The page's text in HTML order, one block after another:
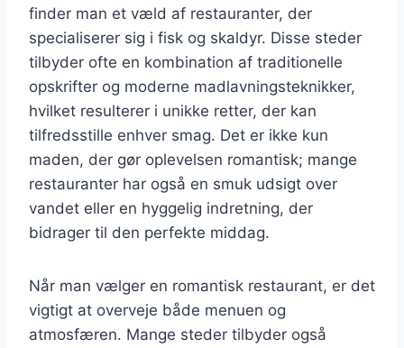
finder man et væld af restauranter, der
specialiserer sig i fisk og skaldyr. Disse steder
tilbyder ofte en kombination af traditionelle
opskrifter og moderne madlavningsteknikker,
hvilket resulterer i unikke retter, der kan
tilfredsstille enhver smag. Det er ikke kun
maden, der gør oplevelsen romantisk; mange
restauranter har også en smuk udsigt over
vandet eller en hyggelig indretning, der
bidrager til den perfekte middag.
Når man vælger en romantisk restaurant, er det
vigtigt at overveje både menuen og
atmosfæren. Mange steder tilbyder også